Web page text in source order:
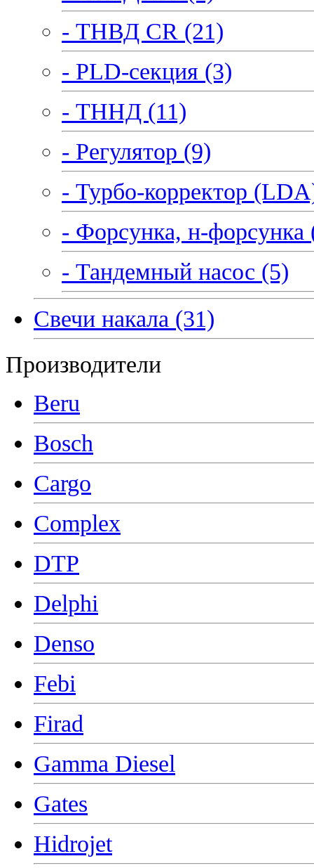
- ТНВД CR (21)
- PLD-секция (3)
- ТННД (11)
- Регулятор (9)
- Турбо-корректор
- Форсунка, н-форсунка
- Тандемный насос (5)
Свечи накала (31)
Производители
Beru
Bosch
Cargo
Complex
DTP
Delphi
Denso
Febi
Firad
Gamma Diesel
Gates
Hidrojet